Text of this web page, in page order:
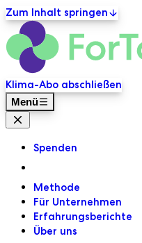
Zum Inhalt springen
Primäre Navigation
Klima-Abo abschließen
Menü
Menü Schließen
Spenden
Methode
Für Unternehmen
Erfahrungsberichte
Über uns